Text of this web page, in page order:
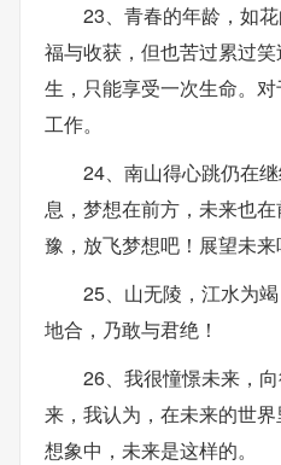
23、青春的年龄，如
福与收获，但也苦过累过
生，只能享受一次生命。
工作。
24、南山得心跳仍在
息，梦想在前方，未来也
豫，放飞梦想吧！展望未来
25、山无陵，江水为
地合，乃敢与君绝！
26、我很憧憬未来，
来，我认为，在未来的世
想象中，未来是这样的。